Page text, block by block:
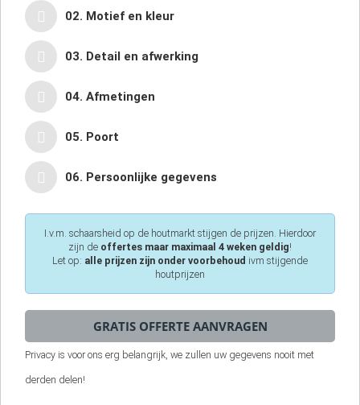
02. Motief en kleur
03. Detail en afwerking
04. Afmetingen
05. Poort
06. Persoonlijke gegevens
I.v.m. schaarsheid op de houtmarkt stijgen de prijzen. Hierdoor
zijn de offertes maar maximaal 4 weken geldig!
Let op: alle prijzen zijn onder voorbehoud ivm stijgende
houtprijzen
Privacy is voor ons erg belangrijk, we zullen uw gegevens nooit met
derden delen!